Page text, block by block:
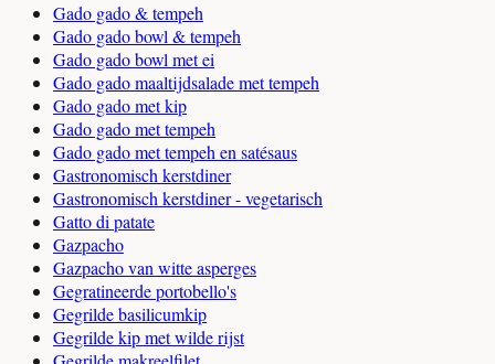
Gado gado & tempeh
Gado gado bowl & tempeh
Gado gado bowl met ei
Gado gado maaltijdsalade met tempeh
Gado gado met kip
Gado gado met tempeh
Gado gado met tempeh en satésaus
Gastronomisch kerstdiner
Gastronomisch kerstdiner - vegetarisch
Gatto di patate
Gazpacho
Gazpacho van witte asperges
Gegratineerde portobello's
Gegrilde basilicumkip
Gegrilde kip met wilde rijst